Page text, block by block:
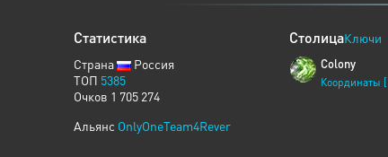
Статистика
Страна
Россия
ТОП 5385
Очков 1 705 274
Альянс OnlyOneTeam4Rever
СтолицаКлючи
Colony
Координаты